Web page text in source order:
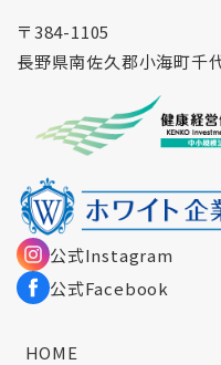
〒384-1105
長野県南佐久郡小海町千
公式Instagram
公式Facebook
HOME